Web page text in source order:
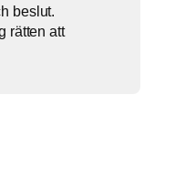
beslut.
rätten att